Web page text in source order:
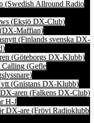
(Swedish Allround Radio
(Eksjö DX-Club)
Maffian)
(Finlands svenska DX-
(Göteborgs DX-Klubb)
Calling (Gefle
(Gnistans DX-Klubb)
aren (Falkens DX-Club)
H-J
DX-are (Frövi Radioklubb